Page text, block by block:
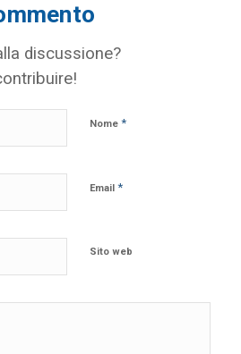
discussione?
Nome *
Email *
Sito web